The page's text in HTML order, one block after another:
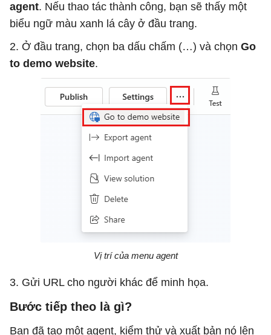
agent. Nếu thao tác thành công, bạn sẽ thấy một
biểu ngữ màu xanh lá cây ở đầu trang.
2. Ở đầu trang, chọn ba dấu chấm (…) và chọn Go
to demo website.
Vị trí của menu agent
3. Gửi URL cho người khác để minh họa.
Bước tiếp theo là gì?
Bạn đã tạo một agent, kiểm thử và xuất bản nó lên